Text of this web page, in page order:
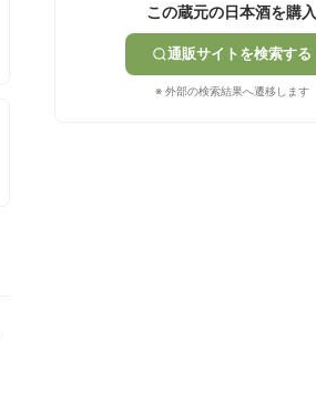
この蔵元の日本酒を購入
通販サイトを検索する
※ 外部の検索結果へ遷移します